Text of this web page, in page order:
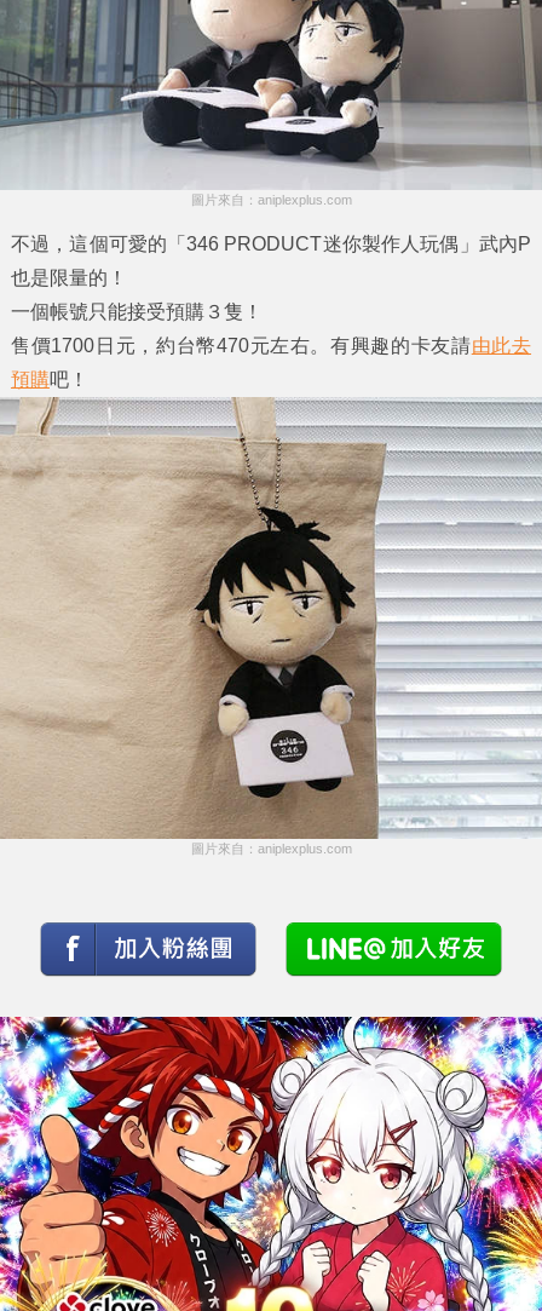
圖片來自：aniplexplus.com
不過，這個可愛的「346 PRODUCT迷你製作人玩偶」武內P
也是限量的！
一個帳號只能接受預購３隻！
售價1700日元，約台幣470元左右。有興趣的卡友請由此去
預購吧！
圖片來自：aniplexplus.com